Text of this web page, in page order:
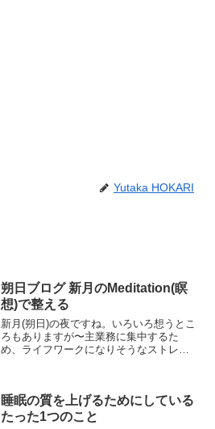
Yutaka HOKARI
朔日ブログ 新月のMeditation(瞑
想)で整える
新月(朔日)の夜ですね。いろいろ想うとこ
ろもありますが〜主業務に集中するた
め、ライフワークになりそうなストレン
年の高野山...
睡眠の質を上げるためにしている
たった1つのこと